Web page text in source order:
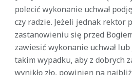
polecić wykonanie uchwał
czy radzie. Jeżeli jednak rektor
zastanowieniu się przed
zawiesić wykonanie uchwał
takim wypadku, aby z dobrych
wynikło zło, powinien na